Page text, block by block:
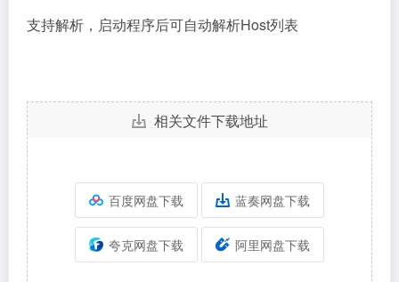
支持解析，启动程序后可自动解析Host列表
相关文件下载地址
百度网盘下载 蓝奏网盘下载
夸克网盘下载 阿里网盘下载